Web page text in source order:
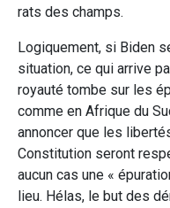
rats des champs.
Logiquement, si Biden
situation, ce qui arrive
royauté tombe sur les
comme en Afrique du
annoncer que les
Constitution seront
aucun cas une «
lieu. Hélas, le but des